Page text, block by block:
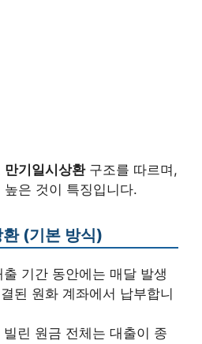
만기일시상환구조를 따르며,
은 것이 특징입니다.
(기본 방식)
출 기간 동안에는 매달 발생
된 원화 계좌에서 납부합니
빌린 원금 전체는 대출이 종